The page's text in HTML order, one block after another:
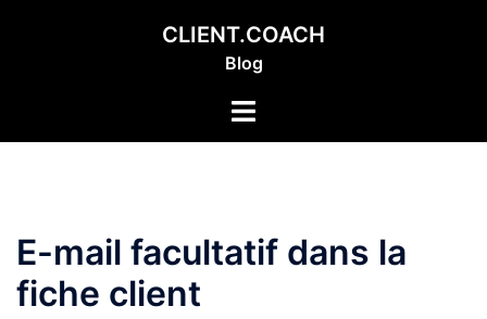
CLIENT.COACH
Blog
Ouvrir/fermer
E-mail facultatif dans la
fiche client